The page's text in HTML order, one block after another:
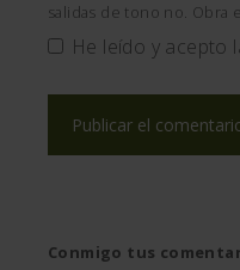
salidas de tono no. Obra
He leído y acepto
Conmigo tus